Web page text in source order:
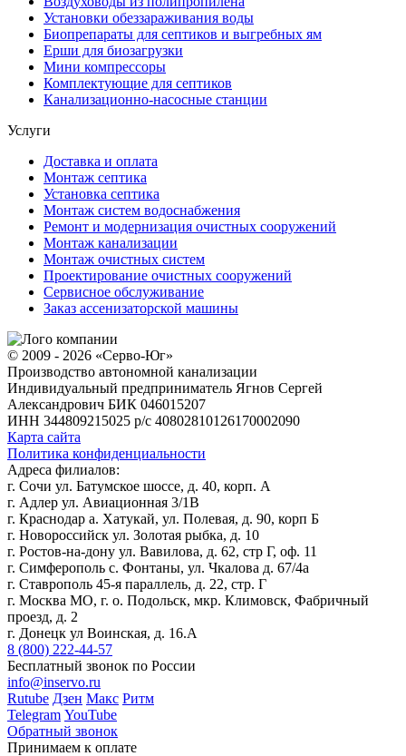
Установки обеззараживания воды
Биопрепараты для септиков и выгребных ям
Ерши для биозагрузки
Мини компрессоры
Комплектующие для септиков
Канализационно-насосные станции
Услуги
Доставка и оплата
Монтаж септика
Установка септика
Монтаж систем водоснабжения
Ремонт и модернизация очистных сооружений
Монтаж канализации
Монтаж очистных систем
Проектирование очистных сооружений
Сервисное обслуживание
Заказ ассенизаторской машины
© 2009 - 2026 «Серво-Юг»
Производство автономной канализации
Индивидуальный предприниматель Ягнов Сергей
Александрович БИК 046015207
ИНН 344809215025 р/с 40802810126170002090
Карта сайта
Политика конфиденциальности
Адреса филиалов:
г. Сочи ул. Батумское шоссе, д. 40, корп. А
г. Адлер ул. Авиационная 3/1В
г. Краснодар а. Хатукай, ул. Полевая, д. 90, корп Б
г. Новороссийск ул. Золотая рыбка, д. 10
г. Ростов-на-дону ул. Вавилова, д. 62, стр Г, оф. 11
г. Симферополь с. Фонтаны, ул. Чкалова д. 67/4а
г. Ставрополь 45-я параллель, д. 22, стр. Г
г. Москва МО, г. о. Подольск, мкр. Климовск, Фабричный
проезд, д. 2
г. Донецк ул Воинская, д. 16.А
8 (800) 222-44-57
Бесплатный звонок по России
info@inservo.ru
Rutube Дзен Макс Ритм
Telegram YouTube
Обратный звонок
Принимаем к оплате